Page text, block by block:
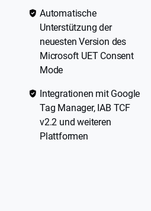
Automatische
Unterstützung der
neuesten Version des
Microsoft UET Consent
Mode
Integrationen mit Google
Tag Manager, IAB TCF
v2.2 und weiteren
Plattformen